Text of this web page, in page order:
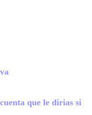
que le dirias si